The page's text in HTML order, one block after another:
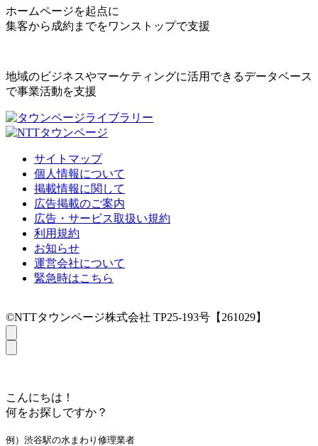
ホームページを起点に
集客から成約までをワンストップで支援
地域のビジネスやマーケティングに活用できるデータベース
で事業活動を支援
サイトマップ
個人情報について
掲載情報に関して
広告掲載のご案内
広告・サービス取扱い規約
利用規約
お知らせ
運営会社について
緊急時はこちら
©NTTタウンページ株式会社 TP25-193号【261029】
こんにちは！
何をお探しですか？
例）渋谷駅の水まわり修理業者